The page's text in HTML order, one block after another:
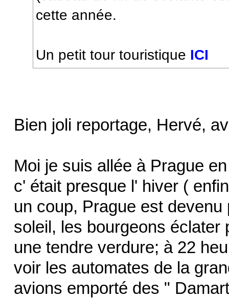
cette année.
Un petit tour touristique ICI
Bien joli reportage, Hervé,
Moi je suis allée à Prague
c' était presque l' hiver (
un coup, Prague est
soleil, les bourgeons éclater
une tendre verdure; à 22
voir les automates de la
avions emporté des "